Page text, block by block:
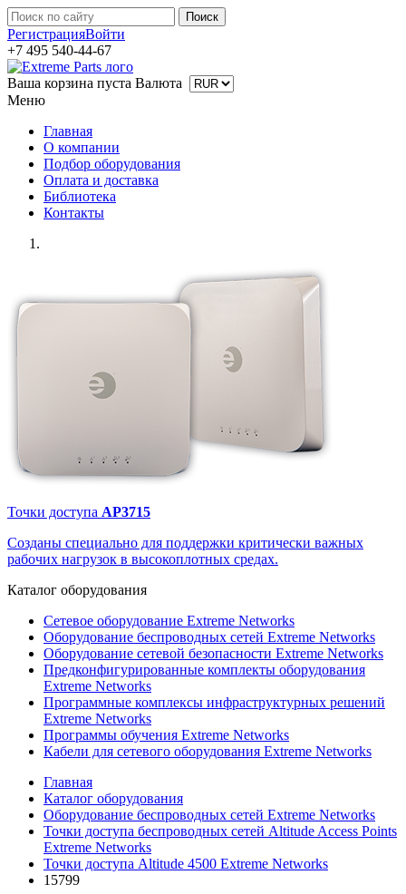
РегистрацияВойти
+7 495 540-44-67
Ваша корзина пуста Валюта
Меню
Главная
О компании
Подбор оборудования
Оплата и доставка
Библиотека
Контакты
Точки доступа AP3715
Созданы специально для поддержки критически важных
рабочих нагрузок в высокоплотных средах.
Каталог оборудования
Сетевое оборудование Extreme Networks
Оборудование беспроводных сетей Extreme Networks
Оборудование сетевой безопасности Extreme Networks
Предконфигурированные комплекты оборудования
Extreme Networks
Программные комплексы инфраструктурных решений
Extreme Networks
Программы обучения Extreme Networks
Кабели для сетевого оборудования Extreme Networks
Главная
Каталог оборудования
Оборудование беспроводных сетей Extreme Networks
Точки доступа беспроводных сетей Altitude Access Points
Extreme Networks
Точки доступа Altitude 4500 Extreme Networks
15799